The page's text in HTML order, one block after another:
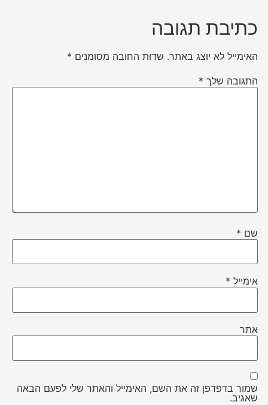
כתיבת תגובה
האימייל לא יוצג באתר. שדות החובה מסומנים *
התגובה שלך *
שם *
אימייל *
אתר
שמור בדפדפן זה את השם, האימייל והאתר שלי לפעם הבאה
שאגיב.